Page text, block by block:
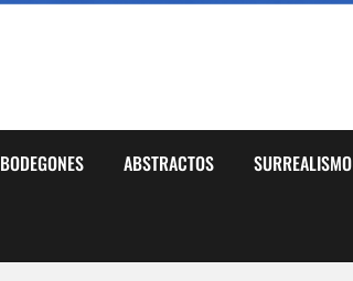
BODEGONES ABSTRACTOS SURREALISMO